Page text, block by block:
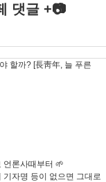
댓글 +📷
할까? [長靑年, 늘 푸른
언론사때부터 🌱
자명 등이 없으면 그대로